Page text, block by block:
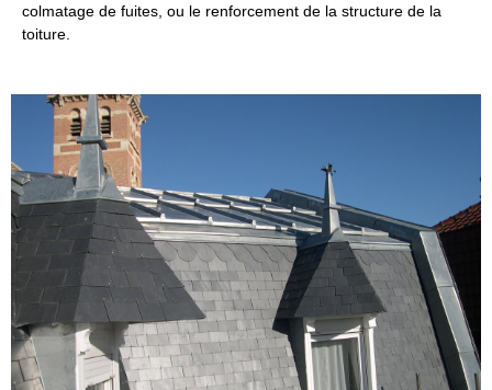
colmatage de fuites, ou le renforcement de la structure de la
toiture.